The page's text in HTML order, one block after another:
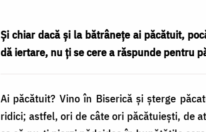
Şi chiar dacă şi la bătrâneţe ai păcătuit,
dă iertare, nu ți se cere a răspunde pentru
Ai păcătuit? Vino în Biserică şi şterge
ridici; astfel, ori de câte ori păcătuieşti, de